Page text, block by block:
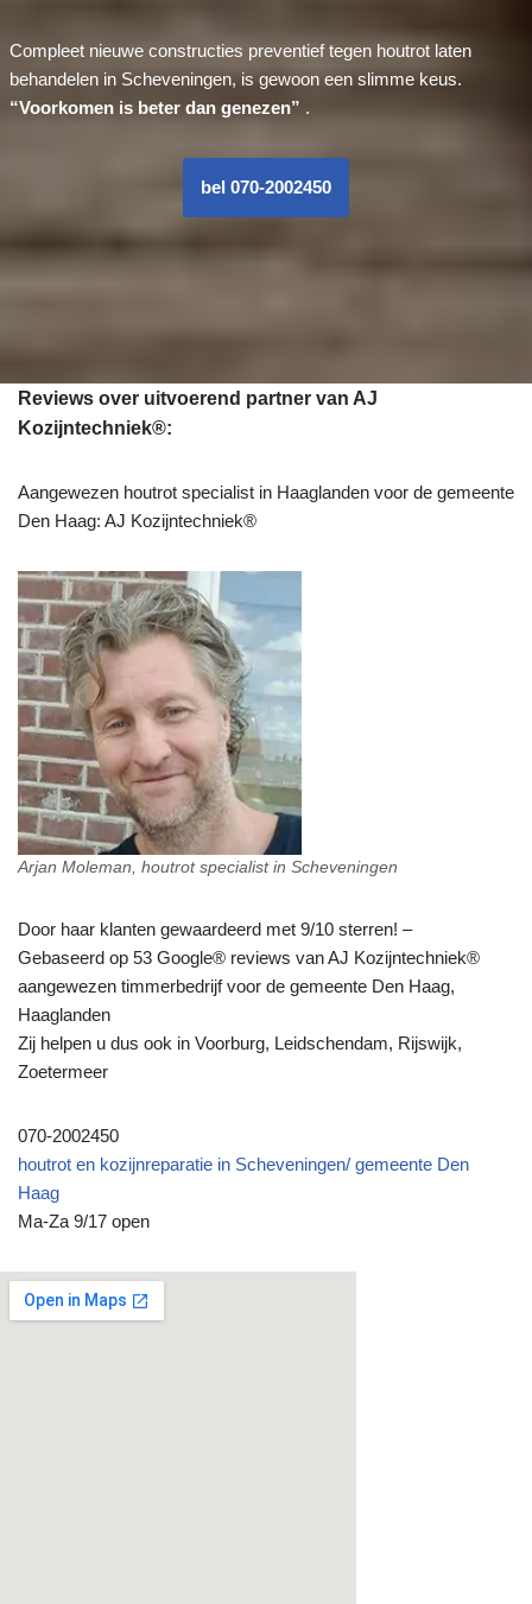
Compleet nieuwe constructies preventief tegen houtrot laten
behandelen in Scheveningen, is gewoon een slimme keus.
“Voorkomen is beter dan genezen” .
bel 070-2002450
Reviews over uitvoerend partner van AJ
Kozijntechniek®:
Aangewezen houtrot specialist in Haaglanden voor de gemeente
Den Haag: AJ Kozijntechniek®
Arjan Moleman, houtrot specialist in Scheveningen
Door haar klanten gewaardeerd met 9/10 sterren! –
Gebaseerd op 53 Google® reviews van AJ Kozijntechniek®
aangewezen timmerbedrijf voor de gemeente Den Haag,
Haaglanden
Zij helpen u dus ook in Voorburg, Leidschendam, Rijswijk,
Zoetermeer
070-2002450
houtrot en kozijnreparatie in Scheveningen/ gemeente Den
Haag
Ma-Za 9/17 open